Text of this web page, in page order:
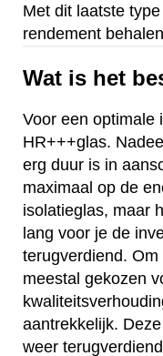
Met dit laatste
rendement
Wat is het
Voor een optimale
HR+++glas.
erg duur is in
maximaal op de
isolatieglas, maar
lang voor je de
terugverdiend.
meestal gekozen
aantrekkelijk.
weer